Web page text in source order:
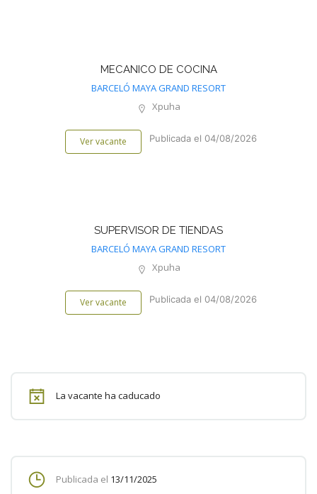
MECANICO DE COCINA
BARCELÓ MAYA GRAND RESORT
Xpuha
Ver vacante Publicada el 04/08/2026
SUPERVISOR DE TIENDAS
BARCELÓ MAYA GRAND RESORT
Xpuha
Ver vacante Publicada el 04/08/2026
La vacante ha caducado
Publicada el 13/11/2025